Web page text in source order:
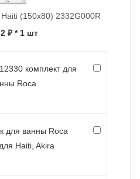
(150x80) 2332G000R
₽ * 1 шт
комплект для
Roca
для ванны Roca
Haiti, Akira